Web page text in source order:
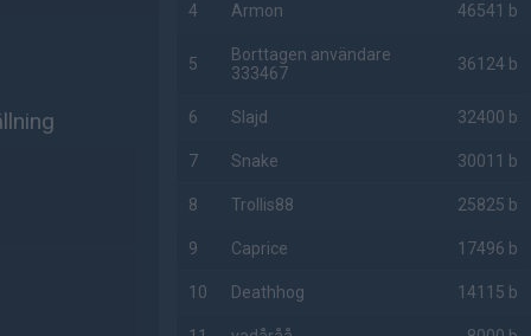
4 Armon 46541 b
5
Borttagen användare
333467
36124 b
6 Slajd 32400 b
7 Snake 30011 b
8 Trollis88 25825 b
9 Caprice 17496 b
10 Deathhog 14115 b